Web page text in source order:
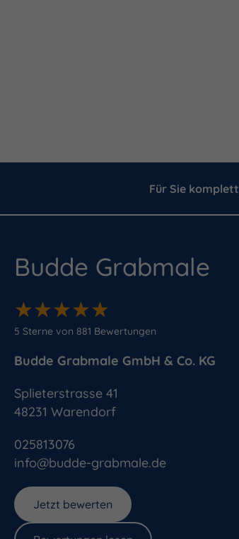
Für Sie komplett
Budde Grabmale
★★★★★
★★★★★
5 Sterne von 881 Bewertungen
Budde Grabmale GmbH & Co. KG
info@budde-grabmale.de
025813076
Splieterstrasse 41
48231 Warendorf
Jetzt bewerten